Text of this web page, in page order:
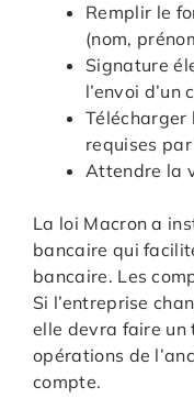
Remplir le
(nom,
Signature
l’envoi d’un
Télécharger
requises
Attendre la
La loi Macron a
bancaire qui
bancaire. Les
Si l’entreprise
elle devra faire un
opérations de
compte.